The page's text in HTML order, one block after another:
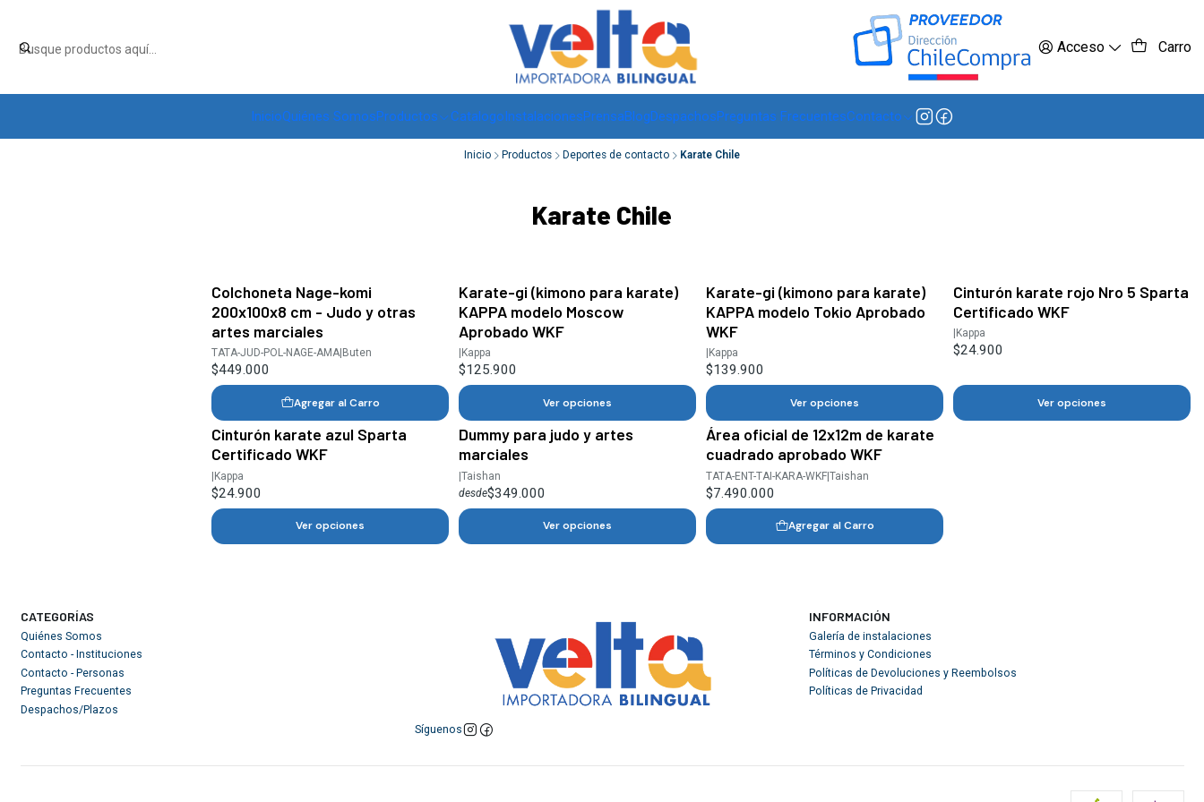
Acceso Carro
InicioQuiénes SomosProductos CatalogoInstalacionesPrensaBlogDespachosPreguntas FrecuentesContacto
Envíos a todo Chile, RM de 1 a 3 días hábiles, regiones -
Inicio Productos Deportes de contacto Karate Chile
Karate Chile
Colchoneta Nage-komi
200x100x8 cm - Judo y otras
artes marciales
TATA-JUD-POL-NAGE-AMA| Buten
$449.000
Agregar al Carro
Karate-gi (kimono para karate)
KAPPA modelo Moscow
Aprobado WKF
Kappa
$125.900
Ver opciones
Karate-gi (kimono para karate)
KAPPA modelo Tokio Aprobado
WKF
Kappa
$139.900
Ver opciones
Cinturón karate rojo Nro 5 Sparta
Certificado WKF
Kappa
$24.900
Ver opciones
Cinturón karate azul Sparta
Certificado WKF
|Kappa
$24.900
Ver opciones
Dummy para judo y artes
marciales
|Taishan
desde$349.000
Ver opciones
Área oficial de 12x12m de karate
cuadrado aprobado WKF
TATA-ENT-TAI-KARA-WKF|Taishan
$7.490.000
Agregar al Carro
CATEGORÍAS
Quiénes Somos
Contacto - Instituciones
Contacto - Personas
Preguntas Frecuentes
Despachos/Plazos
Síguenos
INFORMACIÓN
Galería de instalaciones
Términos y Condiciones
Políticas de Devoluciones y Reembolsos
Políticas de Privacidad